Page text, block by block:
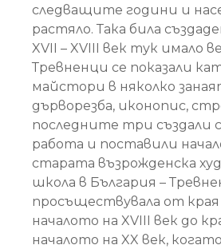
следващите години и
растяло. Така била
XVII – XVIII век тук имало
Тревненци се показали
майстори в няколко
дърворезба, иконопис,
последните три създали
работа и поставили
старата възрожденска
школа в България –
просъществувала от края
началото на XVIII век до
началото на XX век, когато